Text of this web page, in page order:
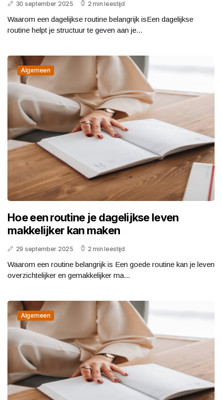
30 september 2025 2 min leestijd
Waarom een dagelijkse routine belangrijk isEen dagelijkse
routine helpt je structuur te geven aan je...
Algemeen
Hoe een routine je dagelijkse leven
makkelijker kan maken
29 september 2025 2 min leestijd
Waarom een routine belangrijk is Een goede routine kan je leven
overzichtelijker en gemakkelijker ma...
Algemeen